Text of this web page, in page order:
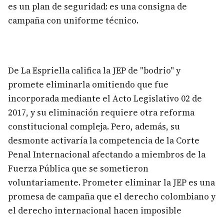
es un plan de seguridad: es una consigna de
campaña con uniforme técnico.
De La Espriella califica la JEP de "bodrio" y
promete eliminarla omitiendo que fue
incorporada mediante el Acto Legislativo 02 de
2017, y su eliminación requiere otra reforma
constitucional compleja. Pero, además, su
desmonte activaría la competencia de la Corte
Penal Internacional afectando a miembros de la
Fuerza Pública que se sometieron
voluntariamente. Prometer eliminar la JEP es una
promesa de campaña que el derecho colombiano y
el derecho internacional hacen imposible